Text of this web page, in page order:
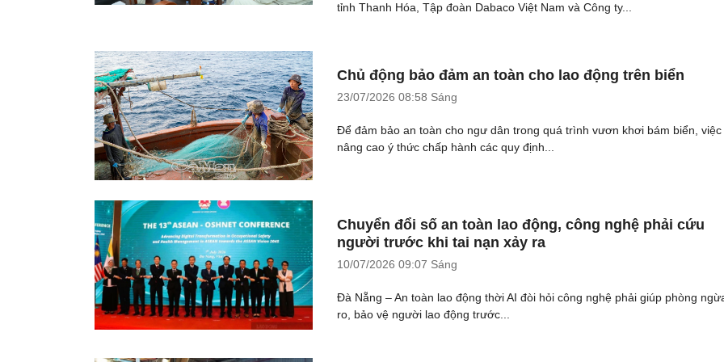
tỉnh Thanh Hóa, Tập đoàn Dabaco Việt Nam và Công ty...
Chủ động bảo đảm an toàn cho lao động trên biển
23/07/2026 08:58 Sáng
Để đảm bảo an toàn cho ngư dân trong quá trình vươn khơi bám biển, việc
nâng cao ý thức chấp hành các quy định...
Chuyển đổi số an toàn lao động, công nghệ phải cứu
người trước khi tai nạn xảy ra
10/07/2026 09:07 Sáng
Đà Nẵng – An toàn lao động thời AI đòi hỏi công nghệ phải giúp phòng
ro, bảo vệ người lao động trước...